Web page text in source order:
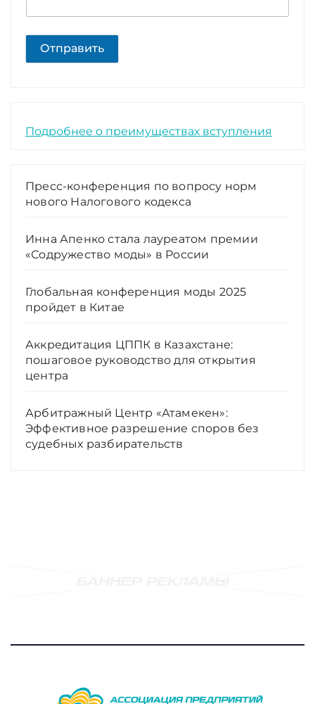
Отправить
Подробнее о преимуществах вступления
Пресс-конференция по вопросу норм
нового Налогового кодекса
Инна Апенко стала лауреатом премии
«Содружество моды» в России
Глобальная конференция моды 2025
пройдет в Китае
Аккредитация ЦППК в Казахстане:
пошаговое руководство для открытия
центра
Арбитражный Центр «Атамекен»:
Эффективное разрешение споров без
судебных разбирательств